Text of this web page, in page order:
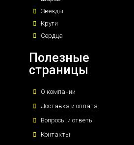
Звезды
Круги
Сердца
Полезные
страницы
О компании
Доставка и оплата
Вопросы и ответы
Контакты